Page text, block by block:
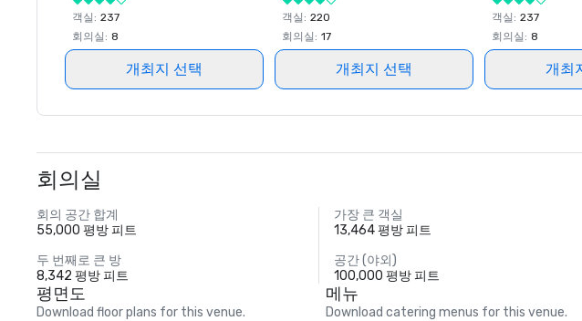
객실 : 237
회의실 : 8
개최지 선택
객실 : 220
회의실 : 17
개최지 선택
객실 : 237
회의실 : 8
개최
회의실
회의 공간 합계
55,000 평방 피트
가장 큰 객실
13,464 평방 피트
두 번째로 큰 방
8,342 평방 피트
공간 (야외)
100,000 평방 피트
평면도
Download floor plans for this venue.
메뉴
Download catering menus for this venue.